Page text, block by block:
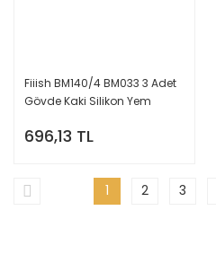
Fiiish BM140/4 BM033 3 Adet
Gövde Kaki Silikon Yem
696,13 TL
1 2 3